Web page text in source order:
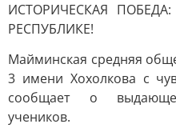
ИСТОРИЧЕСКАЯ
РЕСПУБЛИКЕ!
Майминская средняя
3 имени Хохолкова с
сообщает о
учеников.